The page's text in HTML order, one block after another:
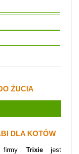
ŻUCIA
DLA KOTÓW
Trixiejest